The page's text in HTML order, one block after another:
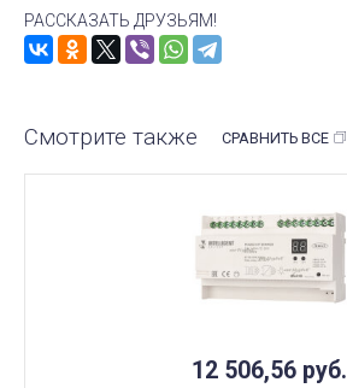
РАССКАЗАТЬ ДРУЗЬЯМ!
Смотрите также СРАВНИТЬ ВСЕ
12 506,56 руб.